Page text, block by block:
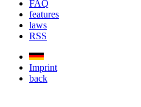
FAQ
features
laws
RSS
Imprint
back